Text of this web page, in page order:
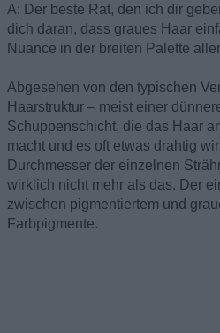
A: Der beste Rat, den ich dir
dich daran, dass graues Haar
Nuance in der breiten Palette
Abgesehen von den typischen
Haarstruktur – meist einer
Schuppenschicht, die das Haar
macht und es oft etwas drahtig
Durchmesser der einzelnen
wirklich nicht mehr als das. Der
zwischen pigmentiertem und
Farbpigmente.